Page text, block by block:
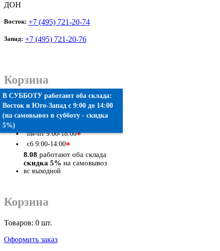
ДОН
Восток: +7 (495) 721-20-74
Запад: +7 (495) 721-20-76
Корзина
Товаров:0шт.
Оформить заказ
пн-пт9:00-18:00*
сб 9:00-14:00*
8.08 работают оба склада
скидка 5% на самовывоз
вс выходной
Корзина
Товаров: 0 шт.
Оформить заказ
В СУББОТУ работают оба склада:
Восток и Юго-Запад c 9:00 до 14:00
(на самовывоз в субботу - скидка
5%)